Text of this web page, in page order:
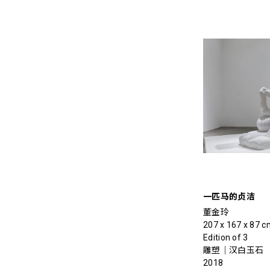
一匹马的贞洁
董金玲
207 x 167 x 87
Edition of 3
雕塑｜汉白玉石
2018